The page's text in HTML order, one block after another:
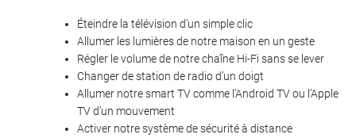
Éteindre la télévision d’un simple clic
Allumer les lumières de notre maison en un geste
Régler le volume de notre chaîne Hi-Fi sans se lever
Changer de station de radio d’un doigt
Allumer notre smart TV comme l’Android TV ou l’Apple
TV d’un mouvement
Activer notre système de sécurité à distance